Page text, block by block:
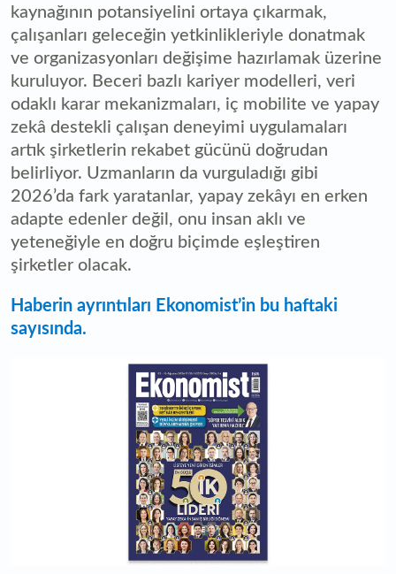
kaynağının potansiyelini ortaya çıkarmak,
çalışanları geleceğin yetkinlikleriyle donatmak
ve organizasyonları değişime hazırlamak üzerine
kuruluyor. Beceri bazlı kariyer modelleri, veri
odaklı karar mekanizmaları, iç mobilite ve yapay
zekâ destekli çalışan deneyimi uygulamaları
artık şirketlerin rekabet gücünü doğrudan
belirliyor. Uzmanların da vurguladığı gibi
2026’da fark yaratanlar, yapay zekâyı en erken
adapte edenler değil, onu insan aklı ve
yeteneğiyle en doğru biçimde eşleştiren
şirketler olacak.
Haberin ayrıntıları Ekonomist’in bu haftaki
sayısında.